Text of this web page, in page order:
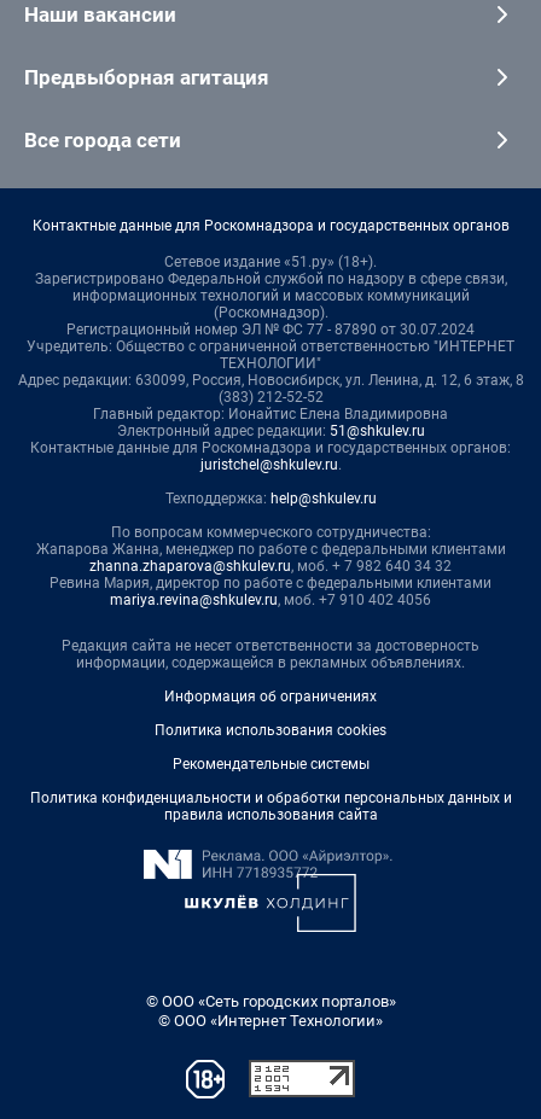
Наши вакансии
Предвыборная агитация
Все города сети
Контактные данные для Роскомнадзора и государственных органов
Сетевое издание «51.ру» (18+).
Зарегистрировано Федеральной службой по надзору в сфере связи,
информационных технологий и массовых коммуникаций
(Роскомнадзор).
Регистрационный номер ЭЛ № ФС 77 - 87890 от 30.07.2024
Учредитель: Общество с ограниченной ответственностью "ИНТЕРНЕТ
ТЕХНОЛОГИИ"
Адрес редакции: 630099, Россия, Новосибирск, ул. Ленина, д. 12, 6 этаж, 8
(383) 212-52-52
Главный редактор: Ионайтис Елена Владимировна
Электронный адрес редакции: 51@shkulev.ru
Контактные данные для Роскомнадзора и государственных органов:
juristchel@shkulev.ru.
Техподдержка: help@shkulev.ru
По вопросам коммерческого сотрудничества:
Жапарова Жанна, менеджер по работе с федеральными клиентами
zhanna.zhaparova@shkulev.ru, моб. + 7 982 640 34 32
Ревина Мария, директор по работе с федеральными клиентами
mariya.revina@shkulev.ru, моб. +7 910 402 4056
Редакция сайта не несет ответственности за достоверность
информации, содержащейся в рекламных объявлениях.
Информация об ограничениях
Политика использования cookies
Рекомендательные системы
Политика конфиденциальности и обработки персональных данных и
правила использования сайта
© ООО «Сеть городских порталов»
© ООО «Интернет Технологии»